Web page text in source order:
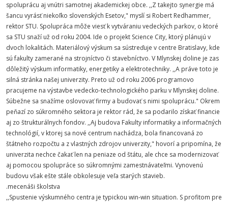
spoluprácu aj vnútri samotnej akademickej obce. ,,Z takejto synergie má
šancu vyrásť niekoľko slovenských Esetov," myslí si Robert Redhammer,
rektor STU. Spolupráca môže viesť k vytváraniu vedeckých parkov, o ktoré
sa STU snaží už od roku 2004. Ide o projekt Science City, ktorý plánujú v
dvoch lokalitách. Materiálový výskum sa sústreďuje v centre Bratislavy, kde
sú fakulty zamerané na strojníctvo či stavebníctvo. V Mlynskej doline je zas
dôležitý výskum informatiky, energetiky a elektrotechniky. ,,A práve toto je
silná stránka našej univerzity. Preto už od roku 2006 programovo
pracujeme na výstavbe vedecko-technologického parku v Mlynskej doline.
Súbežne sa snažíme oslovovať firmy a budovať s nimi spoluprácu." Okrem
peňazí zo súkromného sektora je rektor rád, že sa podarilo získať financie
aj zo štrukturálnych fondov. ,,Aj budova Fakulty informatiky a informačných
technológií, v ktorej sa nové centrum nachádza, bola financovaná zo
štátneho rozpočtu a z vlastných zdrojov univerzity," hovorí a pripomína, že
univerzita nechce čakať len na peniaze od štátu, ale chce sa modernizovať
aj pomocou spolupráce so súkromnými zamestnávateľmi. Vynovenú
budovu však ešte stále obkolesuje veľa starých stavieb.
.mecenáši školstva
,,Spustenie výskumného centra je typickou win-win situation. S profitom pre